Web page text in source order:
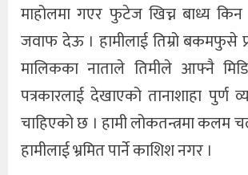
माहोलमा गएर फुटेज खिच्न बाध्य
जवाफ देऊ । हामीलाई तिम्रो बकमफुसे
मालिकका नाताले तिमीले आफ्नै
पत्रकारलाई देखाएको तानाशाहा पुर्ण
चाहिएको छ । हामी लोकतन्त्रमा कलम
हामीलाई भ्रमित पार्ने काशिश नगर ।